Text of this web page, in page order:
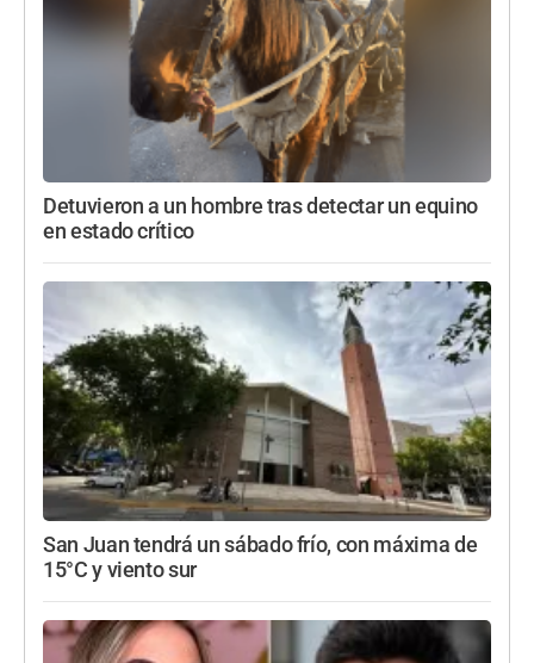
Detuvieron a un hombre tras detectar un equino
en estado crítico
San Juan tendrá un sábado frío, con máxima de
15°C y viento sur